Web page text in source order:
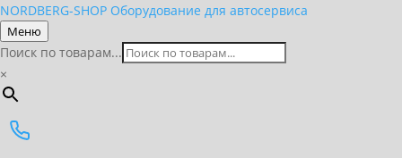
NORDBERG-SHOP Оборудование для автосервиса
Меню
Поиск по товарам...
×